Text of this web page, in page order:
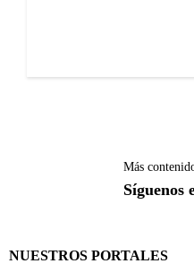
Más
Síguenos
NUESTROS PORTALES